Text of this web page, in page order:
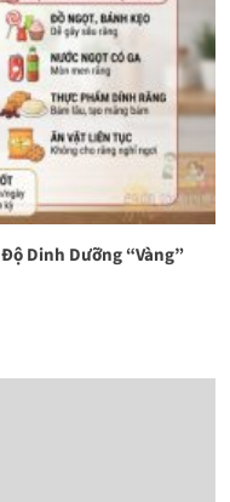
Dinh Dưỡng “Vàng”